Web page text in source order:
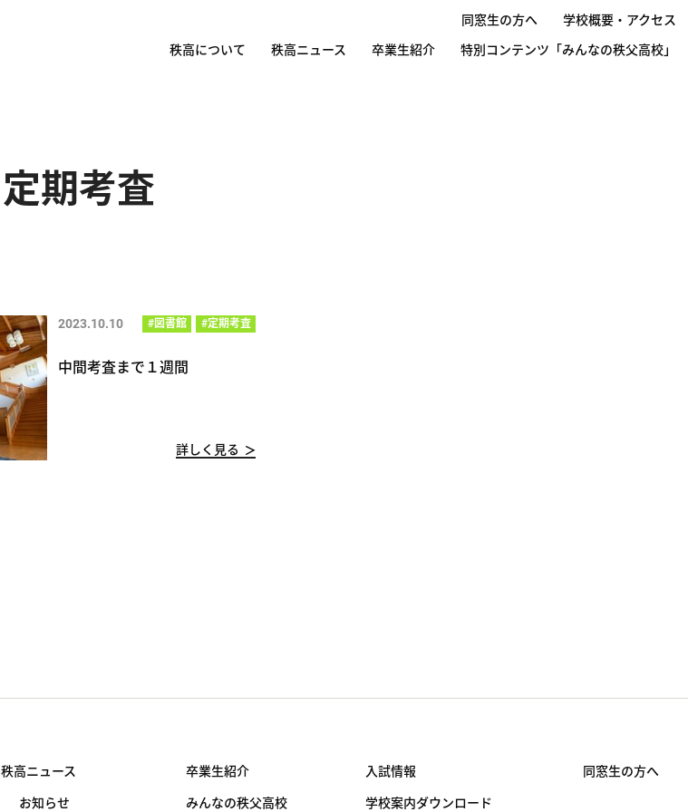
秩高について 秩高ニュース 卒業生紹介 特別コンテンツ「みんなの秩父高校」
同窓生の方へ 学校概要・アクセス
定期考査
2023.10.10 #図書館 #定期考査
中間考査まで１週間
詳しく見る
秩高ニュース
お知らせ
卒業生紹介
みんなの秩父高校
入試情報
学校案内ダウンロード
同窓生の方へ